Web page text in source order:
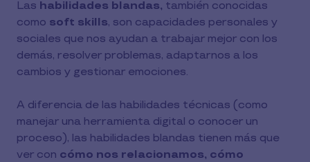
Las habilidades blandas, también conocidas
como soft skills, son capacidades personales y
sociales que nos ayudan a trabajar mejor con los
demás, resolver problemas, adaptarnos a los
cambios y gestionar emociones.
A diferencia de las habilidades técnicas (como
manejar una herramienta digital o conocer un
proceso), las habilidades blandas tienen más que
ver con cómo nos relacionamos, cómo